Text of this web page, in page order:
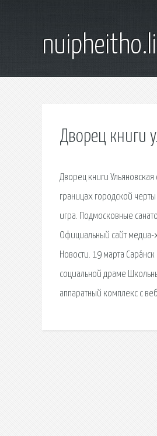
Дворец книги
Дворец книги
границах городской
игра. Подмосковные
Официальный сайт медиа-
Новости. 19 марта
социальной драме
аппаратный комплекс с